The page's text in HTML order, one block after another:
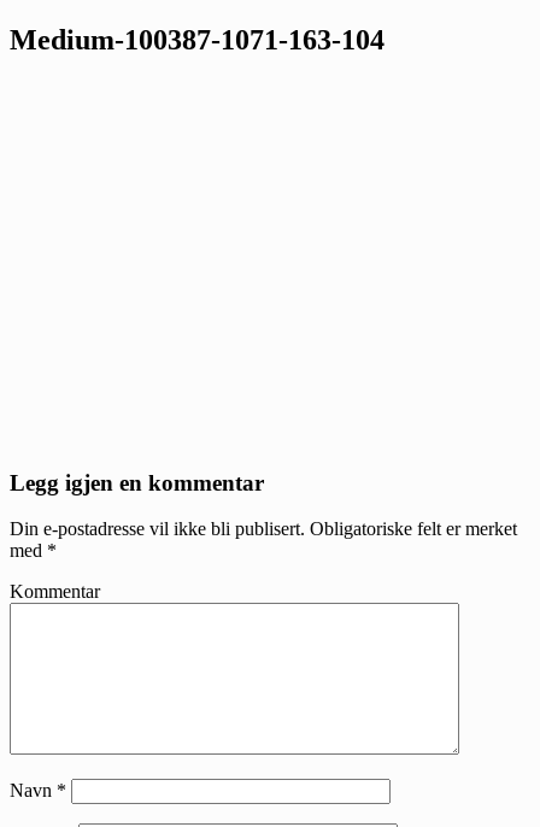
Medium-100387-1071-163-104
Reader
Legg igjen en kommentar
Din e-postadresse vil ikke bli publisert. Obligatoriske felt er merket
med *
Kommentar
Navn *